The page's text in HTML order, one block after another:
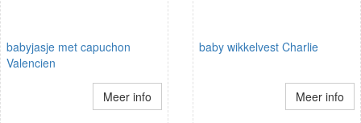
babyjasje met capuchon
Valencien
Meer info
baby wikkelvest Charlie
Meer info